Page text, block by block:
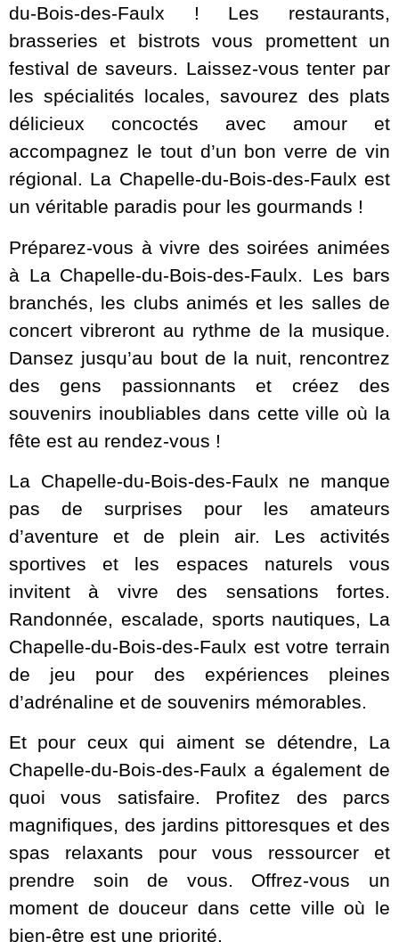
du-Bois-des-Faulx ! Les restaurants,
brasseries et bistrots vous promettent un
festival de saveurs. Laissez-vous tenter par
les spécialités locales, savourez des plats
délicieux concoctés avec amour et
accompagnez le tout d’un bon verre de vin
régional. La Chapelle-du-Bois-des-Faulx est
un véritable paradis pour les gourmands !
Préparez-vous à vivre des soirées animées
à La Chapelle-du-Bois-des-Faulx. Les bars
branchés, les clubs animés et les salles de
concert vibreront au rythme de la musique.
Dansez jusqu’au bout de la nuit, rencontrez
des gens passionnants et créez des
souvenirs inoubliables dans cette ville où la
fête est au rendez-vous !
La Chapelle-du-Bois-des-Faulx ne manque
pas de surprises pour les amateurs
d’aventure et de plein air. Les activités
sportives et les espaces naturels vous
invitent à vivre des sensations fortes.
Randonnée, escalade, sports nautiques, La
Chapelle-du-Bois-des-Faulx est votre terrain
de jeu pour des expériences pleines
d’adrénaline et de souvenirs mémorables.
Et pour ceux qui aiment se détendre, La
Chapelle-du-Bois-des-Faulx a également de
quoi vous satisfaire. Profitez des parcs
magnifiques, des jardins pittoresques et des
spas relaxants pour vous ressourcer et
prendre soin de vous. Offrez-vous un
moment de douceur dans cette ville où le
bien-être est une priorité.